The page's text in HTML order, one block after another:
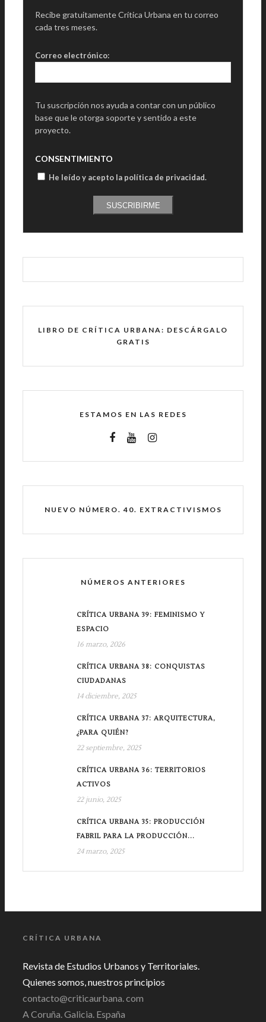
Recibe gratuitamente Crítica Urbana en tu correo
cada tres meses.
Correo electrónico:
Tu suscripción nos ayuda a contar con un público
base que le otorga soporte y sentido a este
proyecto.
CONSENTIMIENTO
He leído y acepto la política de privacidad.
SUSCRIBIRME
LIBRO DE CRÍTICA URBANA: DESCÁRGALO
GRATIS
ESTAMOS EN LAS REDES
NUEVO NÚMERO. 40. EXTRACTIVISMOS
NÚMEROS ANTERIORES
CRÍTICA URBANA 39: FEMINISMO Y
ESPACIO
16 marzo, 2026
CRÍTICA URBANA 38: CONQUISTAS
CIUDADANAS
14 diciembre, 2025
CRÍTICA URBANA 37: ARQUITECTURA,
¿PARA QUIÉN?
22 septiembre, 2025
CRÍTICA URBANA 36: TERRITORIOS
ACTIVOS
22 junio, 2025
CRÍTICA URBANA 35: PRODUCCIÓN
FABRIL PARA LA PRODUCCIÓN...
24 marzo, 2025
CRÍTICA URBANA
Revista de Estudios Urbanos y Territoriales.
Quienes somos, nuestros principios
contacto@criticaurbana. com
A Coruña. Galicia. España